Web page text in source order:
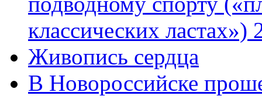
классических
Живопись сердца
В Новороссийске